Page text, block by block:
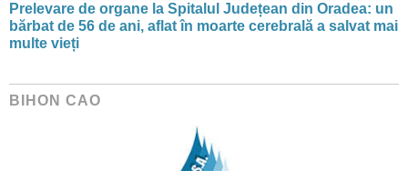
Prelevare de organe la Spitalul Județean din Oradea: un
bărbat de 56 de ani, aflat în moarte cerebrală a salvat mai
multe vieți
BIHON CAO